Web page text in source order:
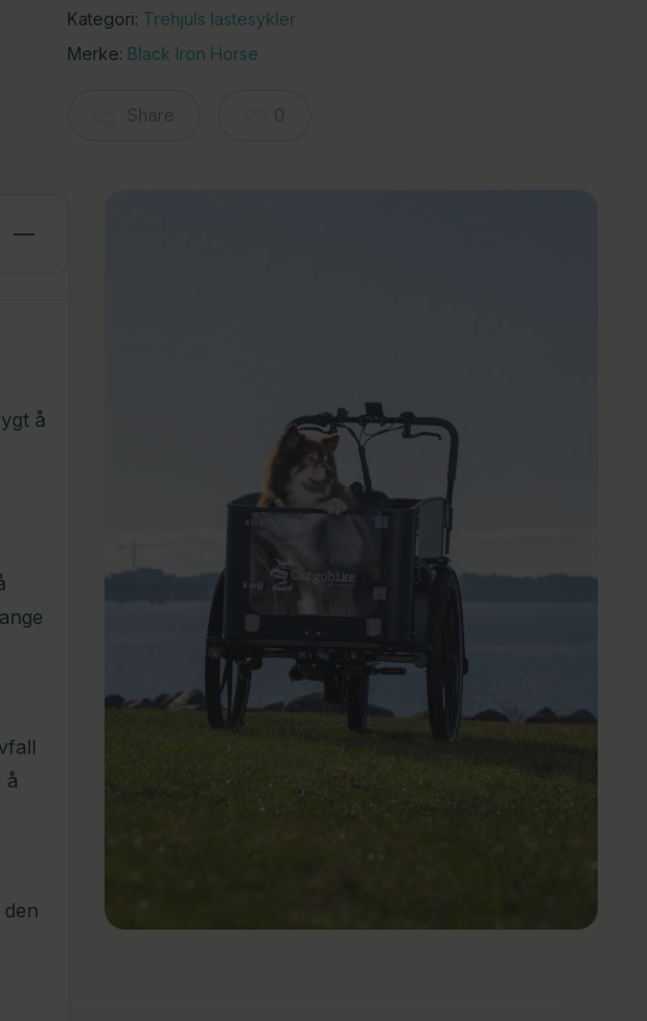
Kategori: Trehjuls lastesykler
Merke: Black Iron Horse
å
å